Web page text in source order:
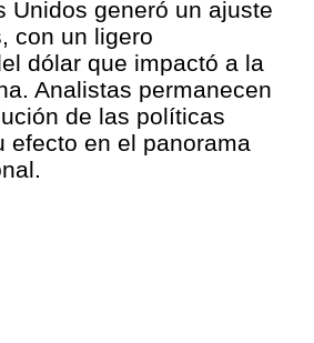
Unidos generó un ajuste
con un ligero
dólar que impactó a la
Analistas permanecen
de las políticas
efecto en el panorama